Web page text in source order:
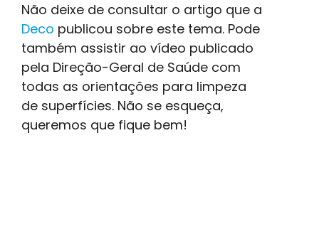
Não deixe de consultar o artigo que a
Deco publicou sobre este tema. Pode
também assistir ao vídeo publicado
pela Direção-Geral de Saúde com
todas as orientações para limpeza
de superfícies. Não se esqueça,
queremos que fique bem!